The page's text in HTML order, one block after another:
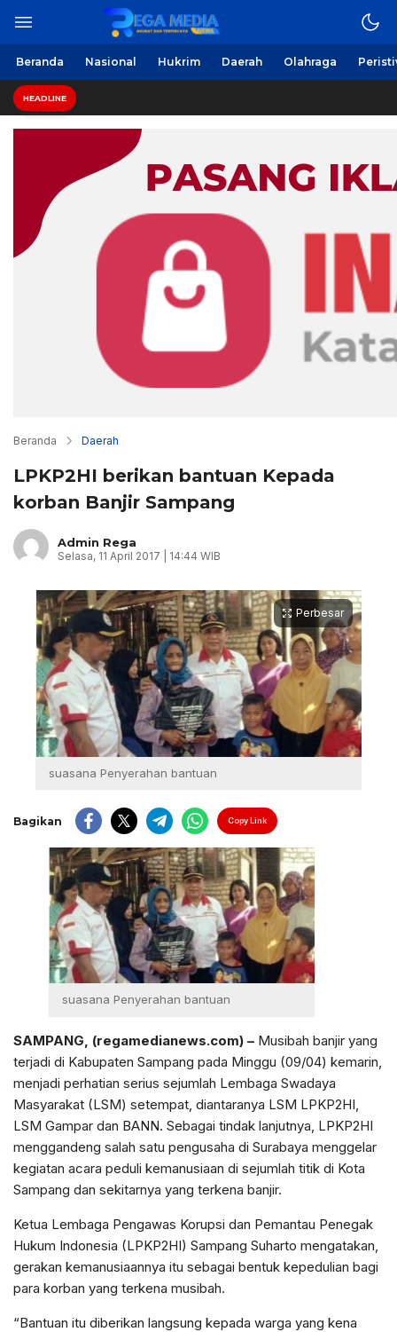
Beranda Nasional Hukrim Daerah Olahraga
HEADLINE
Beranda Daerah
LPKP2HI berikan bantuan Kepada
korban Banjir Sampang
Admin Rega
Selasa, 11 April 2017 | 14:44 WIB
Perbesar
suasana Penyerahan bantuan
Bagikan Copy Link
suasana Penyerahan bantuan
SAMPANG, (regamedianews.com) – Musibah banjir yang
terjadi di Kabupaten Sampang pada Minggu (09/04) kemarin,
menjadi perhatian serius sejumlah Lembaga Swadaya
Masyarakat (LSM) setempat, diantaranya LSM LPKP2HI,
LSM Gampar dan BANN. Sebagai tindak lanjutnya, LPKP2HI
menggandeng salah satu pengusaha di Surabaya menggelar
kegiatan acara peduli kemanusiaan di sejumlah titik di Kota
Sampang dan sekitarnya yang terkena banjir.
Ketua Lembaga Pengawas Korupsi dan Pemantau Penegak
Hukum Indonesia (LPKP2HI) Sampang Suharto mengatakan,
gerakan kemanusiaannya itu sebagai bentuk kepedulian bagi
para korban yang terkena musibah.
“Bantuan itu diberikan langsung kepada warga yang kena